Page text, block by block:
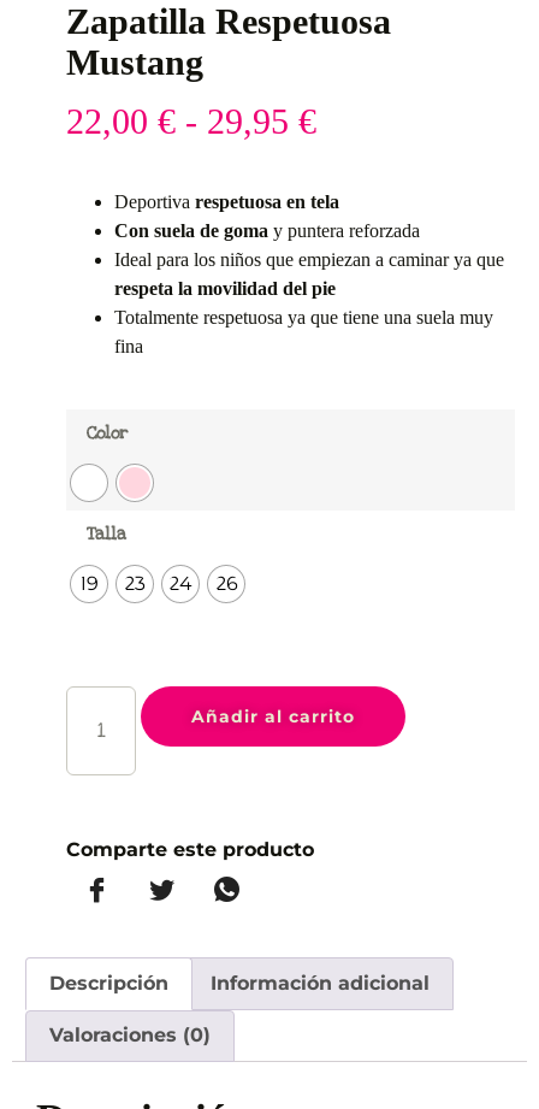
Zapatilla Respetuosa
Mustang
22,00 € - 29,95 €
Deportiva respetuosa en tela
Con suela de goma y puntera reforzada
Ideal para los niños que empiezan a caminar ya que
respeta la movilidad del pie
Totalmente respetuosa ya que tiene una suela muy
fina
Color
Talla
19 23 24 26
Añadir al carrito
Comparte este producto
Descripción Información adicional
Valoraciones (0)